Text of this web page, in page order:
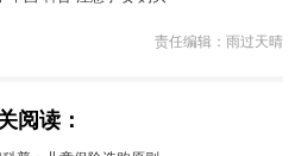
责任编辑：雨过天晴
阅读：